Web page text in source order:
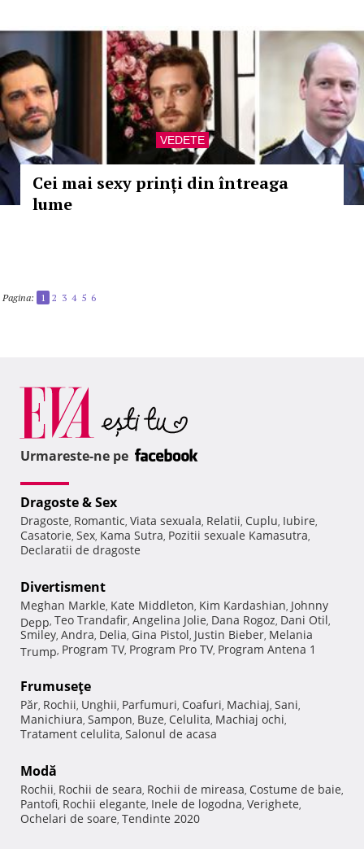
VEDETE
Cei mai sexy prinți din întreaga
lume
Pagina: 1 2 3 4 5 6
Urmareste-ne pe
Dragoste & Sex
Dragoste, Romantic, Viata sexuala, Relatii, Cuplu, Iubire,
Casatorie, Sex, Kama Sutra, Pozitii sexuale Kamasutra,
Declaratii de dragoste
Divertisment
Meghan Markle, Kate Middleton, Kim Kardashian, Johnny
Depp, Teo Trandafir, Angelina Jolie, Dana Rogoz, Dani Otil,
Smiley, Andra, Delia, Gina Pistol, Justin Bieber, Melania
Trump, Program TV, Program Pro TV, Program Antena 1
Frumuseţe
Păr, Rochii, Unghii, Parfumuri, Coafuri, Machiaj, Sani,
Manichiura, Sampon, Buze, Celulita, Machiaj ochi,
Tratament celulita, Salonul de acasa
Modă
Rochii, Rochii de seara, Rochii de mireasa, Costume de baie,
Pantofi, Rochii elegante, Inele de logodna, Verighete,
Ochelari de soare, Tendinte 2020